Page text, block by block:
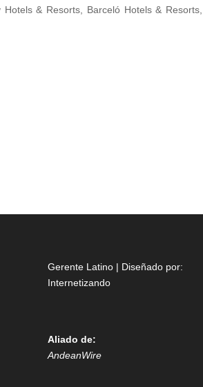
& Resorts, Barceló Hotels & Resorts,
Gerente Latino | Diseñado por:
Internetizando
Aliado de:
AndeanWire